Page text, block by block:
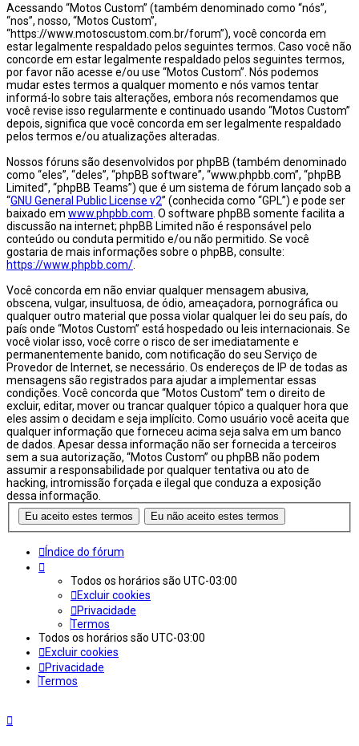
Acessando “Motos Custom” (também denominado como “nós”,
“nos”, nosso, “Motos Custom”,
“https://www.motoscustom.com.br/forum”), você concorda em
estar legalmente respaldado pelos seguintes termos. Caso você não
concorde em estar legalmente respaldado pelos seguintes termos,
por favor não acesse e/ou use “Motos Custom”. Nós podemos
mudar estes termos a qualquer momento e nós vamos tentar
informá-lo sobre tais alterações, embora nós recomendamos que
você revise isso regularmente e continuado usando “Motos Custom”
depois, significa que você concorda em ser legalmente respaldado
pelos termos e/ou atualizações alteradas.
Nossos fóruns são desenvolvidos por phpBB (também denominado
como “eles”, “deles”, “phpBB software”, “www.phpbb.com”, “phpBB
Limited”, “phpBB Teams”) que é um sistema de fórum lançado sob a
“GNU General Public License v2” (conhecida como “GPL”) e pode ser
baixado em www.phpbb.com . O software phpBB somente facilita a
discussão na internet; phpBB Limited não é responsável pelo
conteúdo ou conduta permitido e/ou não permitido. Se você
gostaria de mais informações sobre o phpBB, consulte:
https://www.phpbb.com/
Você concorda em não enviar qualquer mensagem abusiva,
obscena, vulgar, insultuosa, de ódio, ameaçadora, pornográfica ou
qualquer outro material que possa violar qualquer lei do seu país, do
país onde “Motos Custom” está hospedado ou leis internacionais. Se
você violar isso, você corre o risco de ser imediatamente e
permanentemente banido, com notificação do seu Serviço de
Provedor de Internet, se necessário. Os endereços de IP de todas as
mensagens são registrados para ajudar a implementar essas
condições. Você concorda que “Motos Custom” tem o direito de
excluir, editar, mover ou trancar qualquer tópico a qualquer hora que
eles assim o decidam e seja implícito. Como usuário você aceita que
qualquer informação que forneceu acima seja salva em um banco
de dados. Apesar dessa informação não ser fornecida a terceiros
sem a sua autorização, “Motos Custom” ou phpBB não podem
assumir a responsabilidade por qualquer tentativa ou ato de
hacking, intromissão forçada e ilegal que conduza a exposição
dessa informação.
Índice do fórum
Todos os horários são UTC-03:00
Excluir cookies
Privacidade
Termos
Todos os horários são UTC-03:00
Excluir cookies
Privacidade
Termos